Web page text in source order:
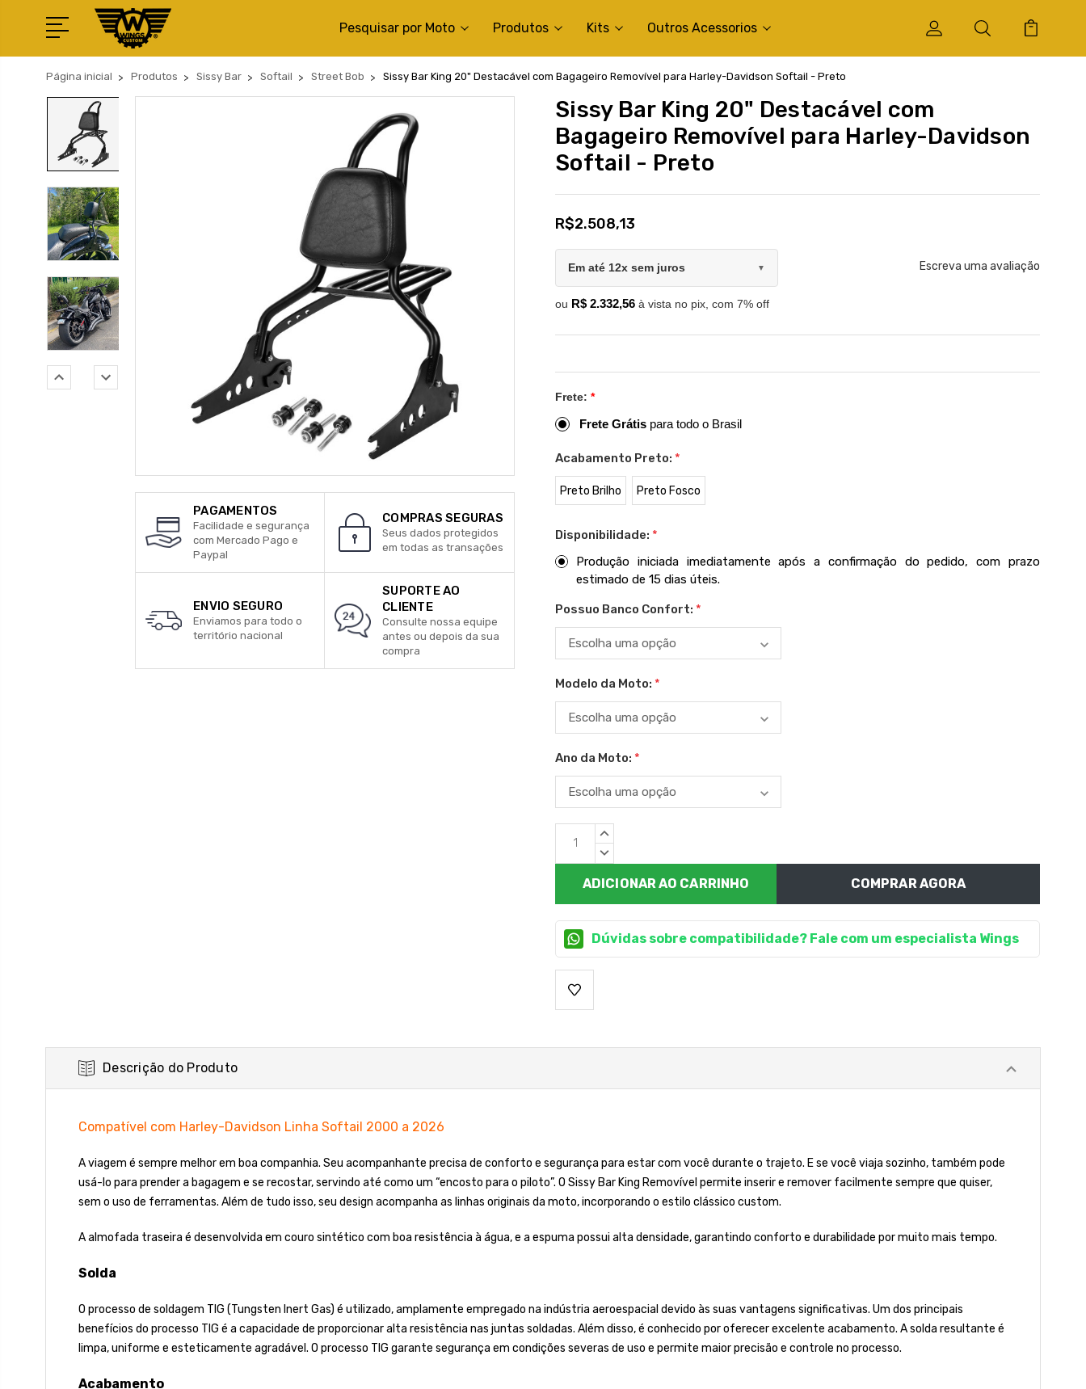
Pesquisar por Moto Produtos Kits Outros Acessorios
Página inicial Produtos Sissy Bar Softail Street Bob Sissy Bar King 20" Destacável com Bagageiro Removível para Harley-Davidson Softail - Preto
PAGAMENTOS
Facilidade e segurança
com Mercado Pago e
Paypal
COMPRAS SEGURAS
Seus dados protegidos
em todas as transações
ENVIO SEGURO
Enviamos para todo o
território nacional
SUPORTE AO
CLIENTE
Consulte nossa equipe
antes ou depois da sua
compra
Sissy Bar King 20" Destacável com
Bagageiro Removível para Harley-Davidson
Softail - Preto
R$2.508,13
Em até 12x sem juros ▼
ou R$ 2.332,56 à vista no pix, com 7% off
Escreva uma avaliação
Frete: *
Frete Grátis para todo o Brasil
Acabamento Preto: *
Preto Brilho Preto Fosco
Disponibilidade: *
Produção iniciada imediatamente após a confirmação do pedido, com prazo
estimado de 15 dias úteis.
Possuo Banco Confort: *
Modelo da Moto: *
Ano da Moto: *
Estoque
atual:
QUANTIDADE
QUANTIDADE
COMPRAR AGORA
Dúvidas sobre compatibilidade? Fale com um especialista Wings
Descrição do Produto
Compatível com Harley-Davidson Linha Softail 2000 a 2026
A viagem é sempre melhor em boa companhia. Seu acompanhante precisa de conforto e segurança para estar com você durante o trajeto. E se você viaja sozinho, também pode
usá-lo para prender a bagagem e se recostar, servindo até como um “encosto para o piloto”. O Sissy Bar King Removível permite inserir e remover facilmente sempre que quiser,
sem o uso de ferramentas. Além de tudo isso, seu design acompanha as linhas originais da moto, incorporando o estilo clássico custom.
A almofada traseira é desenvolvida em couro sintético com boa resistência à água, e a espuma possui alta densidade, garantindo conforto e durabilidade por muito mais tempo.
Solda
O processo de soldagem TIG (Tungsten Inert Gas) é utilizado, amplamente empregado na indústria aeroespacial devido às suas vantagens significativas. Um dos principais
benefícios do processo TIG é a capacidade de proporcionar alta resistência nas juntas soldadas. Além disso, é conhecido por oferecer excelente acabamento. A solda resultante é
limpa, uniforme e esteticamente agradável. O processo TIG garante segurança em condições severas de uso e permite maior precisão e controle no processo.
Acabamento